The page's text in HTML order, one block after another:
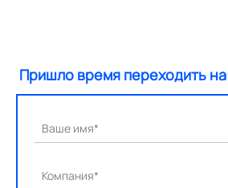
Пришло время переходить
Ваше имя*
Компания*